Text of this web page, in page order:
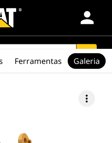
person
search
more_vert
Ferramentas Galeria